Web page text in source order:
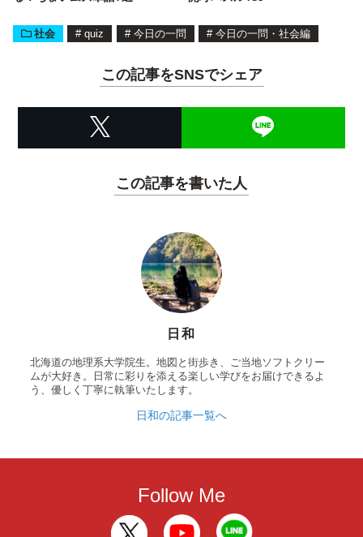
社会 # quiz # 今日の一問 # 今日の一問・社会編
この記事をSNSでシェア
この記事を書いた人
日和
北海道の地理系大学院生。地図と街歩き、ご当地ソフトクリー
ムが大好き。日常に彩りを添える楽しい学びをお届けできるよ
う、優しく丁寧に執筆いたします。
日和の記事一覧へ
Follow Me